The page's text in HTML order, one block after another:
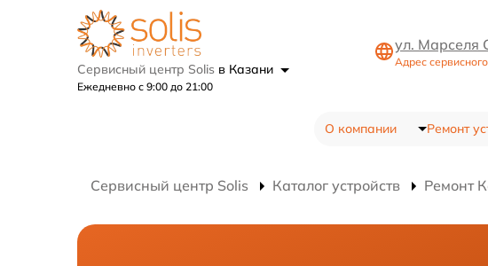
Сервисный центр Solis в Казани
Ежедневно с 9:00 до 21:00
ул. Марселя
Адрес
О компании Ремонт
Сервисный центр Solis Каталог устройств Ремонт